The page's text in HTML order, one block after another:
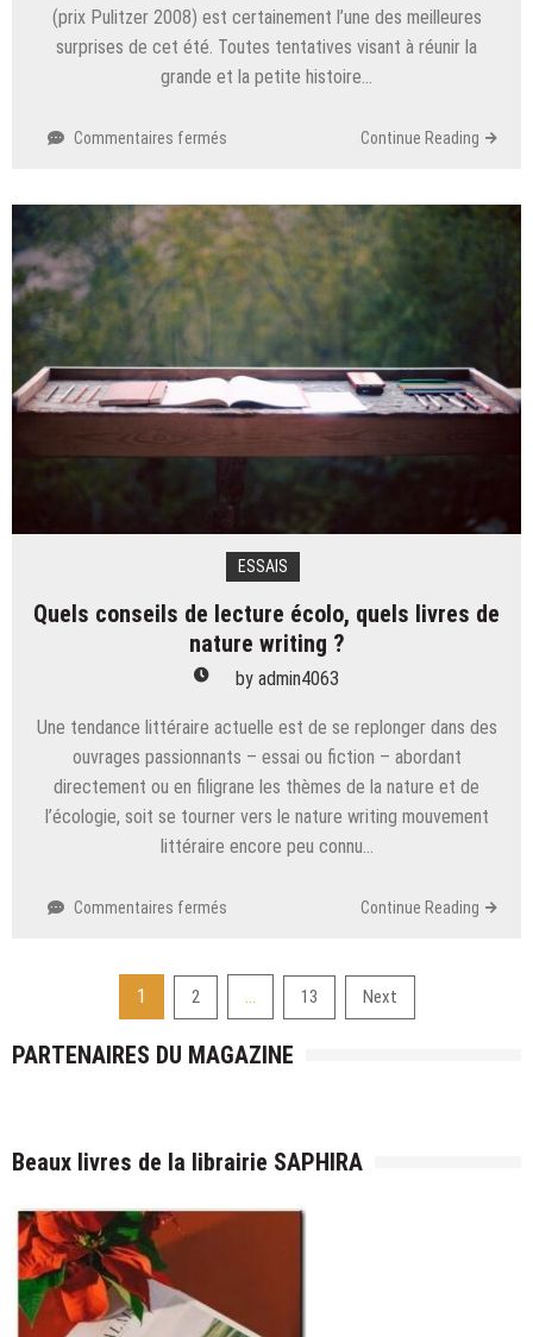
(prix Pulitzer 2008) est certainement l’une des meilleures
surprises de cet été. Toutes tentatives visant à réunir la
grande et la petite histoire…
Commentaires fermés
livre
:
La
brève
merveilleuse
d’Oscar
Wao,
Junot
Continue Reading
ESSAIS
Quels conseils de lecture écolo, quels livres de
nature writing ?
by admin4063
Une tendance littéraire actuelle est de se replonger dans des
ouvrages passionnants – essai ou fiction – abordant
directement ou en filigrane les thèmes de la nature et de
l’écologie, soit se tourner vers le nature writing mouvement
littéraire encore peu connu…
Commentaires fermés
de
lecture
quels
writing ?
Continue Reading
des
1 2 … 13 Next
PARTENAIRES DU MAGAZINE
Beaux livres de la librairie SAPHIRA